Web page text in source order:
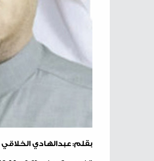
بقلم: عبدالهادي الخلاقي